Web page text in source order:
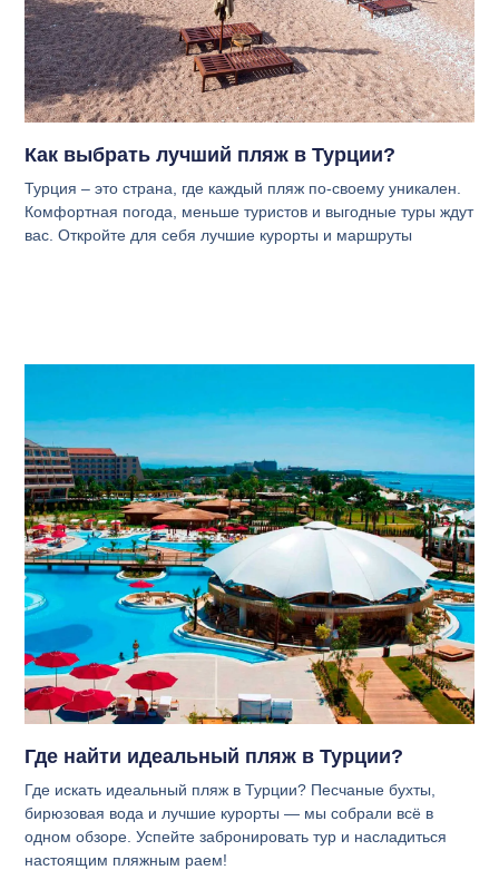
Как выбрать лучший пляж в Турции?
Турция – это страна, где каждый пляж по-своему уникален.
Комфортная погода, меньше туристов и выгодные туры ждут
вас. Откройте для себя лучшие курорты и маршруты
Где найти идеальный пляж в Турции?
Где искать идеальный пляж в Турции? Песчаные бухты,
бирюзовая вода и лучшие курорты — мы собрали всё в
одном обзоре. Успейте забронировать тур и насладиться
настоящим пляжным раем!